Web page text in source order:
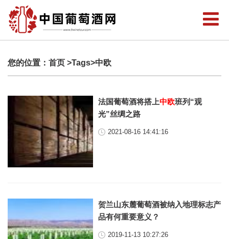
您的位置： 首页 >Tags>中欧
法国葡萄酒将搭上中欧班列“观
光”丝绸之路
2021-08-16 14:41:16
贺兰山东麓葡萄酒被纳入地理标志产
品有何重要意义？
2019-11-13 10:27:26